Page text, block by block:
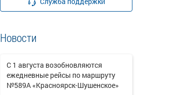
Новости
С 1 августа возобновляются
ежедневные рейсы по маршруту
№589А «Красноярск-Шушенское»